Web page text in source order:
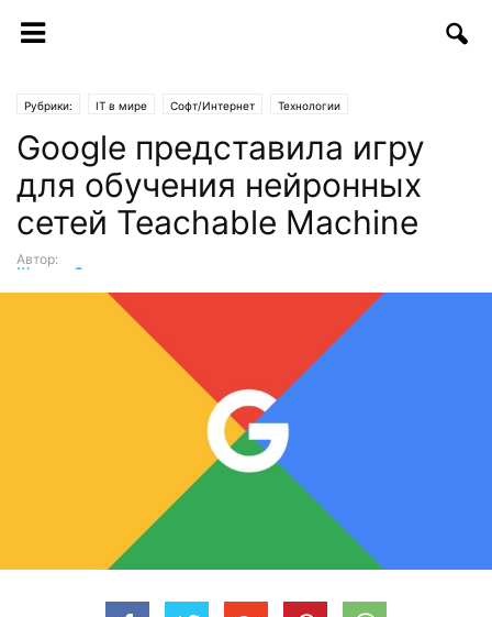
Рубрики: IT в мире Софт/Интернет Технологии
Google представила игру
для обучения нейронных
сетей Teachable Machine
Автор:
Шухрат Саттаров